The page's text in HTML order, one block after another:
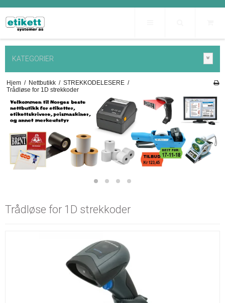
KATEGORIER
Hjem / Nettbutikk / STREKKODELESERE /
Trådløse for 1D strekkoder
Trådløse for 1D strekkoder